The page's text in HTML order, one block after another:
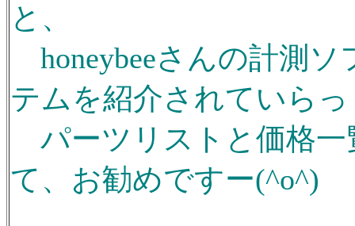
と、
honeybeeさんの計測
テムを紹介されていら
パーツリストと価格一
て、お勧めですー(^o^)